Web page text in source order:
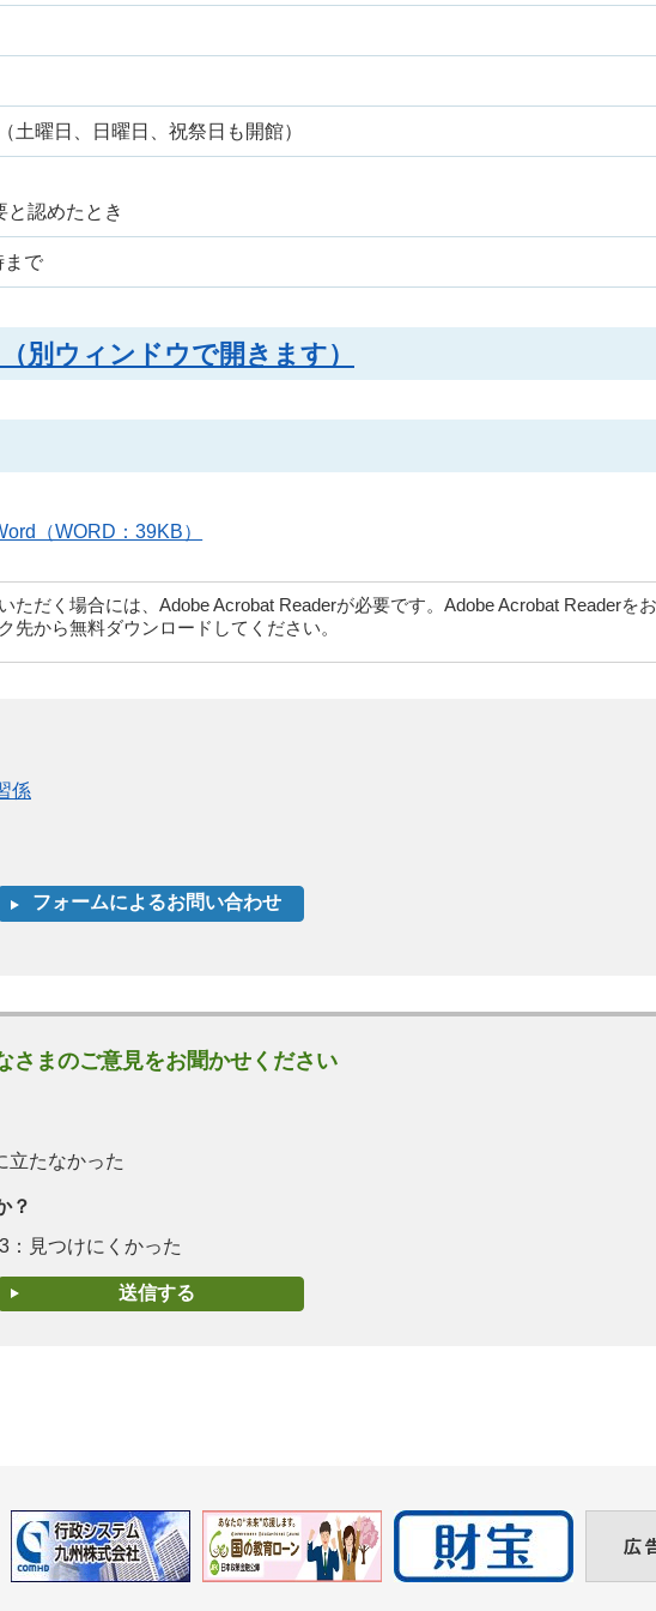
土曜日、日曜日、祝祭日も開館）
と認めたとき
まで
別ウィンドウで開きます）
（WORD：39KB）
ただく場合には、Adobe Acrobat Readerが必要です。Adobe Acrobat Readerを
先から無料ダウンロードしてください。
係
さまのご意見をお聞かせください
立たなかった
？
3：見つけにくかった